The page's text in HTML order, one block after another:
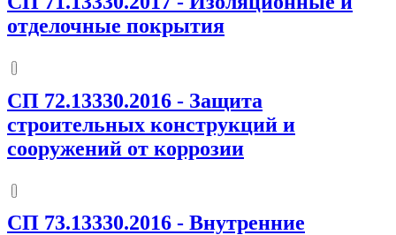
отделочные покрытия
СП 72.13330.2016 - Защита
строительных конструкций и
сооружений от коррозии
СП 73.13330.2016 - Внутренние